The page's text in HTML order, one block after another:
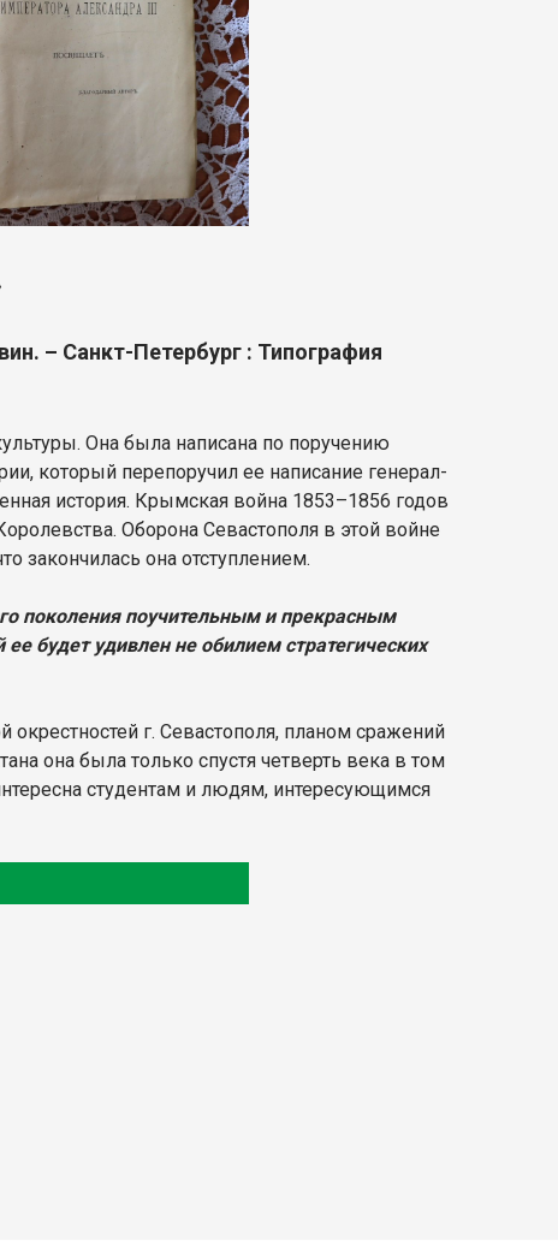
– Санкт-Петербург : Типография
Она была написана по поручению
который перепоручил ее написание генерал-
история. Крымская война 1853–1856 годов
Оборона Севастополя в этой войне
закончилась она отступлением.
поколения поучительным и прекрасным
будет удивлен не обилием стратегических
окрестностей г. Севастополя, планом сражений
она была только спустя четверть века в том
студентам и людям, интересующимся